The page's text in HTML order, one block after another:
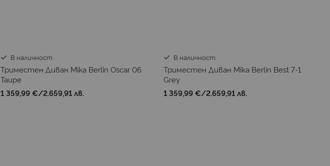
В наличност
Триместен Диван Mika Berlin Oscar 06
Taupe
1 359,99 €/2.659,91 лв.
В наличност
Триместен Диван Mika Berlin Best 7-1
Grey
1 359,99 €/2.659,91 лв.